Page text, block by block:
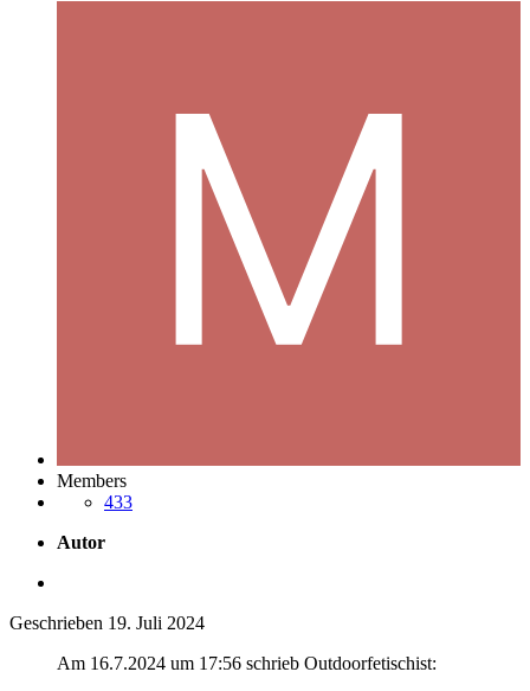
Members
433
Autor
Geschrieben 19. Juli 2024
Am 16.7.2024 um 17:56 schrieb Outdoorfetischist: